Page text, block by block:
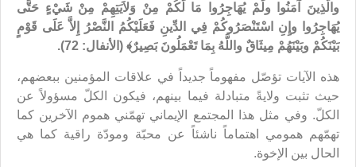
والَّذِينَ آمَنُوا ولَمْ يُهَاجِرُوا مَا لَكُمْ مِنْ وَلاَيَتِهِمْ مِنْ شَيْءٍ حَتَّى
يُهَاجِرُوا وإِنِ اسْتَنْصَرُوكُمْ فِي الدِّينِ فَعَلَيْكُمُ النَّصْرُ إِلاَّ عَلَى قَوْمٍ
بَيْنَكُمْ وبَيْنَهُمْ مِيثَاقٌ واللَّهُ بِمَا تَعْمَلُونَ بَصِيرٌ﴾ (الأنفال: 72).
هذه الآيات تؤصّل مفهوماً جديداً في علاقات المؤمنين ببعضهم،
حيث تثبت ولايةً متبادلة فيما بينهم، فيكون الكلّ مسؤولاً عن
الكلّ. وفي مثل هذا المجتمع الإيماني تهمّني هموم الآخرين كما
تهمّهم همومي اهتماماً ناشئاً عن محبّة ومودّة راقية كما هي
الحال بين الإخوة.